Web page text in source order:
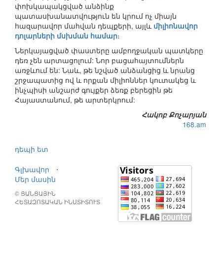
փոխկապակցված անձինք
պատասխանատվություն են կրում ոչ միայն
հազարավոր մահվան դեպքերի, այլև միլիոնավոր
դոլարների մսխման համար։
Ներկայացված փաստերը ամբողջական պատկերը
դեռ չեն արտացոլում: Նոր բացահայտումներն
առջևում են: Նաև, թե նշված անձանցից և նրանց
շրջապատից ով և որքան միլիոններ կուտակեց և
ինչպիսի անշարժ գույքեր ձեռք բերեցին թե
Հայաստանում, թե արտերկրում:
Հակոբ Քոչարյան
168.am
դեպի ետ
Գլխավոր
⋅
Մեր մասին
© ՑԱՆՑԱՅԻՆ
ՀԵՏԱԶՈՏԱԿԱՆ ԻՆՍՏԻՏՈՒՏ